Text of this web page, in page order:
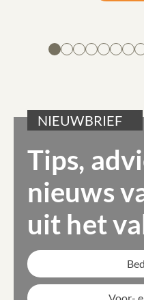
NIEUWBRIEF
Tips,
nieuws
uit het